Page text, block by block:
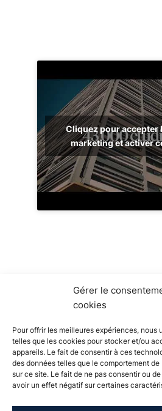
Gérer le
cookies
Pour offrir les meilleures expériences, nous
telles que les cookies pour stocker et/ou
appareils. Le fait de consentir à ces
des données telles que le comportement
sur ce site. Le fait de ne pas consentir ou
avoir un effet négatif sur certaines
Cliquez pour accepter
marketing et activer
À propos de
l'Université